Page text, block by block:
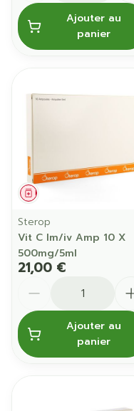
Ajouter au
panier
Médicament
Sterop
Vit C Im/iv Amp 10 X
500mg/5ml
21,00 €
Ajouter au
panier